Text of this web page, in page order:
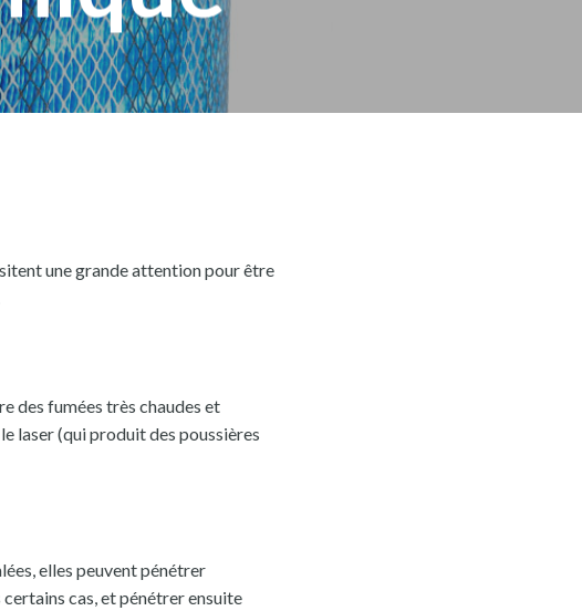
une grande attention pour être
des fumées très chaudes et
laser (qui produit des poussières
elles peuvent pénétrer
cas, et pénétrer ensuite